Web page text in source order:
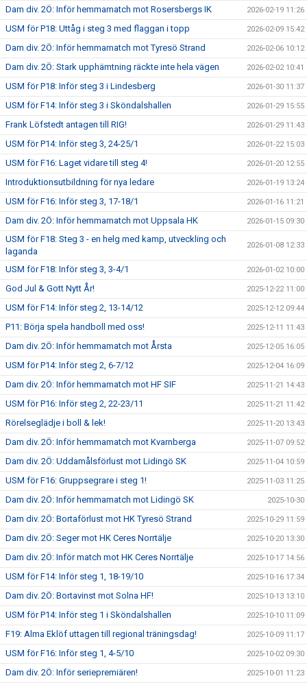
Dam div. 2Ö: Inför hemmamatch mot Rosersbergs IK 2026-02-19 11:26
USM för P18: Uttåg i steg 3 med flaggan i topp 2026-02-09 15:42
Dam div. 2Ö: Inför hemmamatch mot Tyresö Strand 2026-02-06 10:12
Dam div. 2Ö: Stark upphämtning räckte inte hela vägen 2026-02-02 10:41
USM för P18: Inför steg 3 i Lindesberg 2026-01-30 11:37
USM för F14: Inför steg 3 i Sköndalshallen 2026-01-29 15:55
Frank Löfstedt antagen till RIG! 2026-01-29 11:43
USM för P14: Inför steg 3, 24-25/1 2026-01-22 15:03
USM för F16: Laget vidare till steg 4! 2026-01-20 12:55
Introduktionsutbildning för nya ledare 2026-01-19 13:24
USM för F16: Inför steg 3, 17-18/1 2026-01-16 11:21
Dam div. 2Ö: Inför hemmamatch mot Uppsala HK 2026-01-15 09:30
USM för F18: Steg 3 - en helg med kamp, utveckling och
laganda
2026-01-08 12:33
USM för F18: Inför steg 3, 3-4/1 2026-01-02 10:00
God Jul & Gott Nytt År! 2025-12-22 11:00
USM för F14: Inför steg 2, 13-14/12 2025-12-12 09:44
P11: Börja spela handboll med oss! 2025-12-11 11:43
Dam div. 2Ö: Inför hemmamatch mot Årsta 2025-12-05 16:05
USM för P14: Inför steg 2, 6-7/12 2025-12-04 16:09
Dam div. 2Ö: Inför hemmamatch mot HF SIF 2025-11-21 14:43
USM för P16: Inför steg 2, 22-23/11 2025-11-21 11:42
Rörelseglädje i boll & lek! 2025-11-20 13:43
Dam div. 2Ö: Inför hemmamatch mot Kvarnberga 2025-11-07 09:52
Dam div. 2Ö: Uddamålsförlust mot Lidingö SK 2025-11-04 10:59
USM för F16: Gruppsegrare i steg 1! 2025-11-03 11:25
Dam div. 2Ö: Inför hemmamatch mot Lidingö SK 2025-10-30
Dam div. 2Ö: Bortaförlust mot HK Tyresö Strand 2025-10-29 11:59
Dam div. 2Ö: Seger mot HK Ceres Norrtälje 2025-10-20 13:30
Dam div. 2Ö: Inför match mot HK Ceres Norrtälje 2025-10-17 14:56
USM för F14: Inför steg 1, 18-19/10 2025-10-16 17:34
Dam div. 2Ö: Bortavinst mot Solna HF! 2025-10-13 13:10
USM för P14: Inför steg 1 i Sköndalshallen 2025-10-10 11:09
F19: Alma Eklöf uttagen till regional träningsdag! 2025-10-09 11:17
USM för F16: Inför steg 1, 4-5/10 2025-10-02 09:30
Dam div. 2Ö: Inför seriepremiären! 2025-10-01 11:23